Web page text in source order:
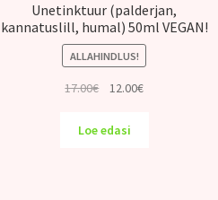
Unetinktuur (palderjan,
kannatuslill, humal) 50ml VEGAN!
ALLAHINDLUS!
17.00€
Algne
oli:
12.00€Praegune
Loe edasi